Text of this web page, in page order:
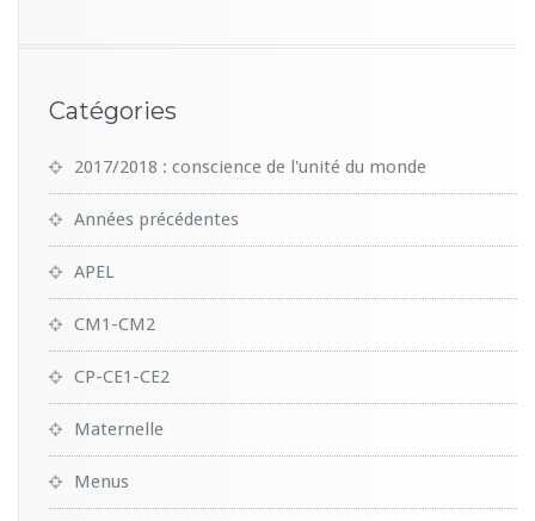
Catégories
2017/2018 : conscience de l'unité du monde
Années précédentes
APEL
CM1-CM2
CP-CE1-CE2
Maternelle
Menus